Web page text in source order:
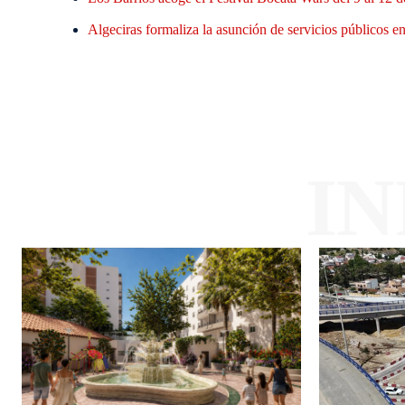
Algeciras formaliza la asunción de servicios públicos